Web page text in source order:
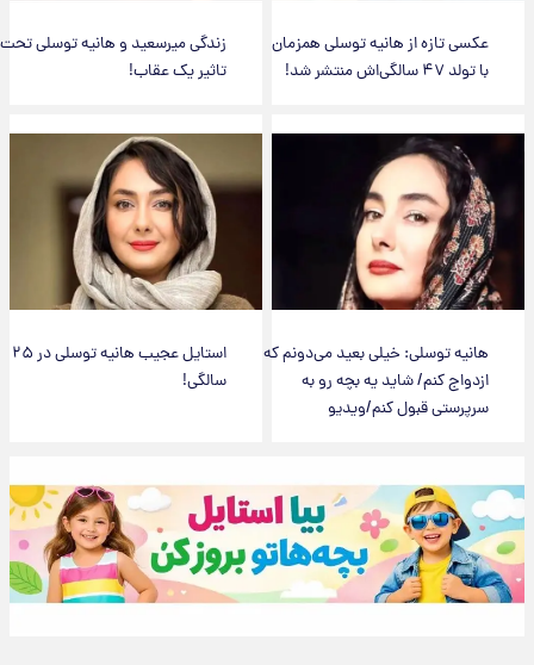
عکسی تازه از هانیه توسلی همزمان
با تولد ۴۷ سالگی‌اش منتشر شد!
زندگی میرسعید و هانیه توسلی تحت
تاثیر یک عقاب!
هانیه توسلی: خیلی بعید می‌دونم که
ازدواج کنم/ شاید یه بچه رو به
سرپرستی قبول کنم/ویدیو
استایل عجیب هانیه توسلی در ۲۵
سالگی!